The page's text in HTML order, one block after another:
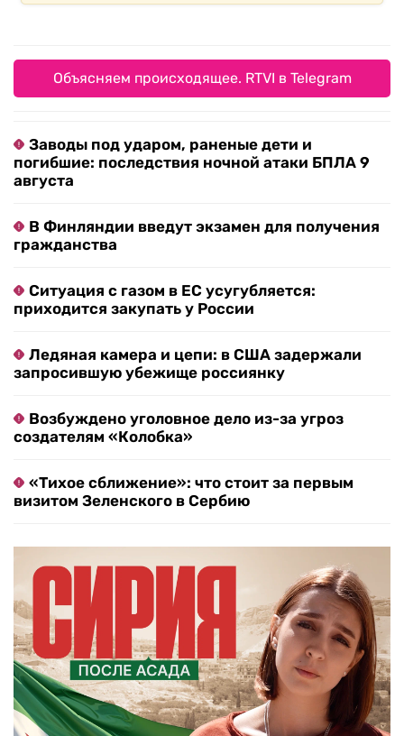
Объясняем происходящее. RTVI в Telegram
Заводы под ударом, раненые дети и
погибшие: последствия ночной атаки БПЛА 9
августа
В Финляндии введут экзамен для получения
гражданства
Ситуация с газом в ЕС усугубляется:
приходится закупать у России
Ледяная камера и цепи: в США задержали
запросившую убежище россиянку
Возбуждено уголовное дело из-за угроз
создателям «Колобка»
«Тихое сближение»: что стоит за первым
визитом Зеленского в Сербию